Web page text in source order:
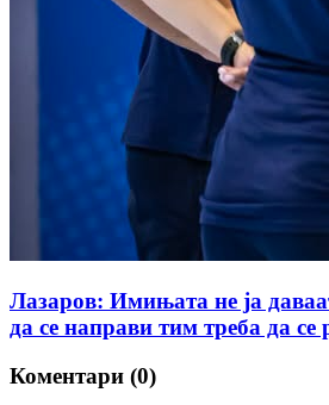
Лазаров: Имињата не ја
да се направи тим треба да се
Коментари (0)